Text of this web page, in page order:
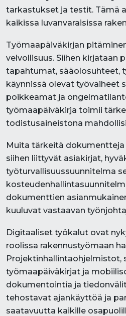
tarkastukset ja testit. Tämä
kaikissa luvanvaraisissa
Työmaapäiväkirjan
velvollisuus. Siihen kirjataan
tapahtumat, sääolosuhteet,
käynnissä olevat työvaiheet
poikkeamat ja
työmaapäiväkirja toimii
todistusaineistona
Muita tärkeitä dokumentteja
siihen liittyvät asiakirjat,
työturvallisuussuunnitelma
dokumenttien
kuuluvat vastaavan
Digitaaliset työkalut ovat
roolissa rakennustyömaan
Projektinhallintaohjelmistot,
työmaapäiväkirjat ja
dokumentointia ja
tehostavat ajankäyttöä ja
saatavuutta kaikille